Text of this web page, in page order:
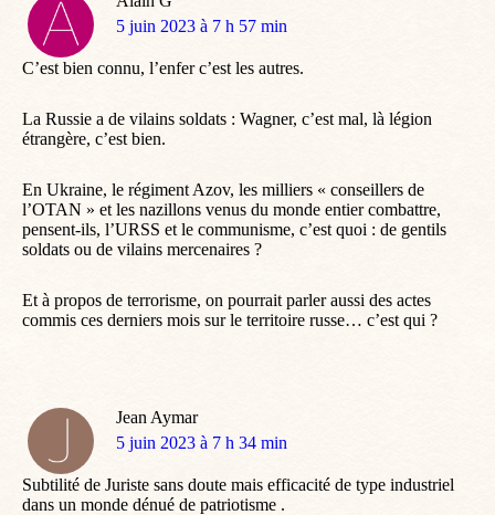
dit
5 juin 2023 à 7 h 57 min
C’est bien connu, l’enfer c’est les autres.
La Russie a de vilains soldats : Wagner, c’est mal, là légion
étrangère, c’est bien.
En Ukraine, le régiment Azov, les milliers « conseillers de
l’OTAN » et les nazillons venus du monde entier combattre,
pensent-ils, l’URSS et le communisme, c’est quoi : de gentils
soldats ou de vilains mercenaires ?
Et à propos de terrorisme, on pourrait parler aussi des actes
commis ces derniers mois sur le territoire russe… c’est qui ?
Jean Aymar
dit
5 juin 2023 à 7 h 34 min
Subtilité de Juriste sans doute mais efficacité de type industriel
dans un monde dénué de patriotisme .